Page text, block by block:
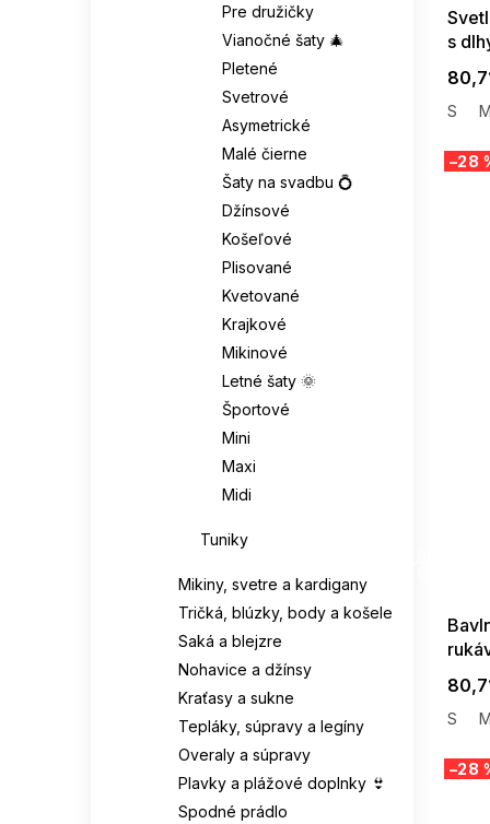
Pre družičky
Vianočné šaty 🎄
Pletené
Svetrové
Asymetrické
Malé čierne
Šaty na svadbu 💍
Džínsové
Košeľové
Plisované
Kvetované
Krajkové
Mikinové
Letné šaty 🌞
Športové
Mini
Maxi
Midi
Tuniky
Mikiny, svetre a kardigany
Tričká, blúzky, body a košele
Saká a blejzre
Nohavice a džínsy
Kraťasy a sukne
Tepláky, súpravy a legíny
Overaly a súpravy
Plavky a plážové doplnky 👙
Spodné prádlo
s
S M
–28
S M
–28